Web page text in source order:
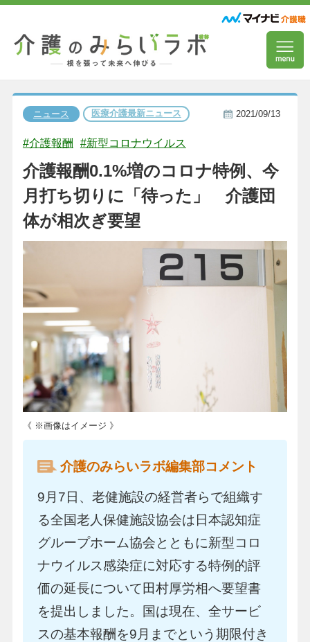
ニュース 医療介護最新ニュース 2021/09/13
#介護報酬 #新型コロナウイルス
介護報酬0.1%増のコロナ特例、今
月打ち切りに「待った」 介護団
体が相次ぎ要望
《 ※画像はイメージ 》
介護のみらいラボ編集部コメント
9月7日、老健施設の経営者らで組織す
る全国老人保健施設協会は日本認知症
グループホーム協会とともに新型コロ
ナウイルス感染症に対応する特例的評
価の延長について田村厚労相へ要望書
を提出しました。国は現在、全サービ
スの基本報酬を9月までという期限付き